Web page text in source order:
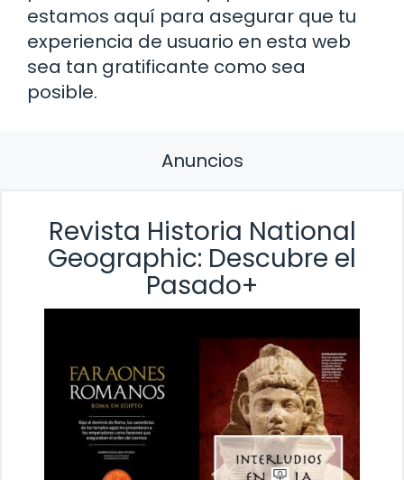
estamos aquí para asegurar que tu
experiencia de usuario en esta web
sea tan gratificante como sea
posible.
Anuncios
Revista Historia National
Geographic: Descubre el
Pasado+